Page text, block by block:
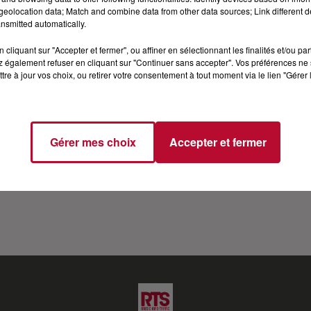
VIP SUR RTS
tournée à travers la France pour son troisième
ou à la télévision. Il fait l'unanimité auprès du
et “Chacun pour tous”. Ahmed e revient
“On n’demande qu’à en rire” jusqu’à ses derniers
data; Match and combine data from other data sources; Link different
automatically.
cliquant sur "Accepter et fermer", ou affiner en sélectionnant les finalités et/ou
également refuser en cliquant sur "Continuer sans accepter". Vos préférences
à jour vos choix, ou retirer votre consentement à tout moment via le lien
Gérer mes choix Accepter et fermer